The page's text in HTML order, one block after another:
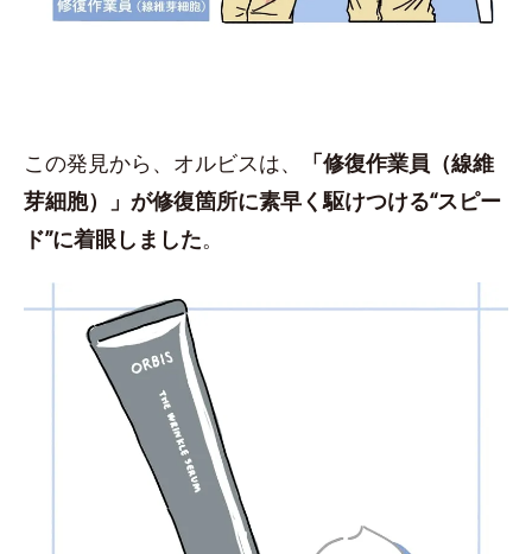
この発見から、オルビスは、
「修復作業員（線維
芽細胞）」が修復箇所に素早く駆けつける“スピー
ド”に着眼しました。